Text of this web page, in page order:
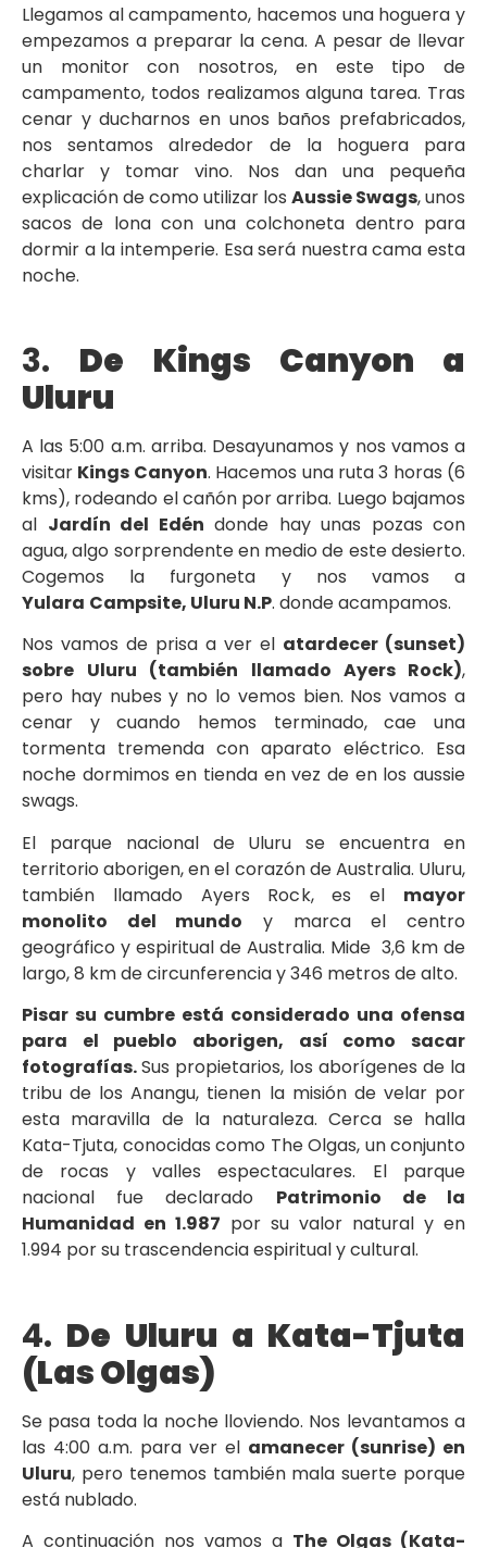
Llegamos al campamento, hacemos una hoguera y
empezamos a preparar la cena. A pesar de llevar
un monitor con nosotros, en este tipo de
campamento, todos realizamos alguna tarea. Tras
cenar y ducharnos en unos baños prefabricados,
nos sentamos alrededor de la hoguera para
charlar y tomar vino. Nos dan una pequeña
explicación de como utilizar los Aussie Swags, unos
sacos de lona con una colchoneta dentro para
dormir a la intemperie. Esa será nuestra cama esta
noche.
3. De Kings Canyon a
Uluru
A las 5:00 a.m. arriba. Desayunamos y nos vamos a
visitar Kings Canyon. Hacemos una ruta 3 horas (6
kms), rodeando el cañón por arriba. Luego bajamos
al Jardín del Edén donde hay unas pozas con
agua, algo sorprendente en medio de este desierto.
Cogemos la furgoneta y nos vamos a
Yulara Campsite, Uluru N.P. donde acampamos.
Nos vamos de prisa a ver el atardecer (sunset)
sobre Uluru (también llamado Ayers Rock),
pero hay nubes y no lo vemos bien. Nos vamos a
cenar y cuando hemos terminado, cae una
tormenta tremenda con aparato eléctrico. Esa
noche dormimos en tienda en vez de en los aussie
swags.
El parque nacional de Uluru se encuentra en
territorio aborigen, en el corazón de Australia. Uluru,
también llamado Ayers Rock, es el mayor
monolito del mundo y marca el centro
geográfico y espiritual de Australia. Mide 3,6 km de
largo, 8 km de circunferencia y 346 metros de alto.
Pisar su cumbre está considerado una ofensa
para el pueblo aborigen, así como sacar
fotografías.Sus propietarios, los aborígenes de la
tribu de los Anangu, tienen la misión de velar por
esta maravilla de la naturaleza. Cerca se halla
Kata-Tjuta, conocidas como The Olgas, un conjunto
de rocas y valles espectaculares. El parque
nacional fue declarado Patrimonio de la
Humanidad en 1.987 por su valor natural y en
1.994 por su trascendencia espiritual y cultural.
4. De Uluru a Kata-Tjuta
(Las Olgas)
Se pasa toda la noche lloviendo. Nos levantamos a
las 4:00 a.m. para ver el amanecer (sunrise) en
Uluru, pero tenemos también mala suerte porque
está nublado.
A continuación nos vamos a The Olgas (Kata-